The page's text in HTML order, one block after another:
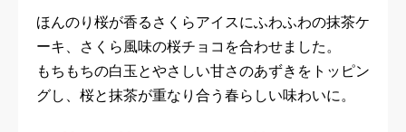
ほんのり桜が香るさくらアイスにふわふわの抹茶ケ
ーキ、さくら風味の桜チョコを合わせました。
もちもちの白玉とやさしい甘さのあずきをトッピン
グし、桜と抹茶が重なり合う春らしい味わいに。